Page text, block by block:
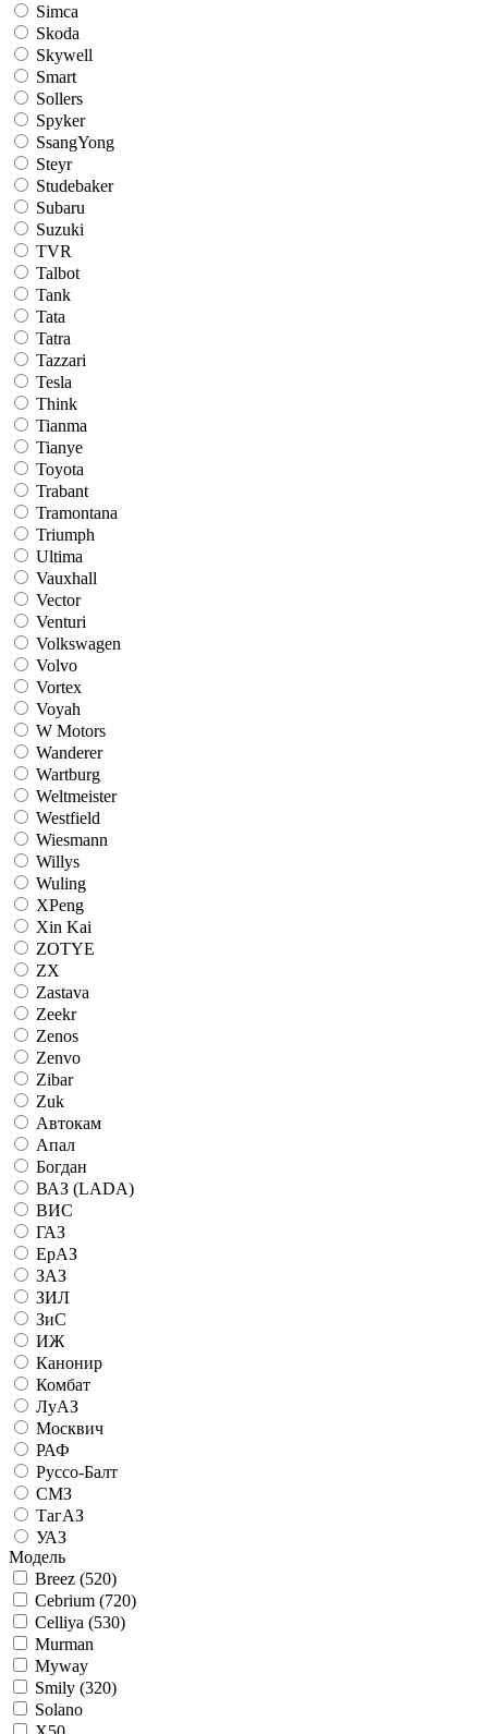
Simca
Skoda
Skywell
Smart
Sollers
Spyker
SsangYong
Steyr
Studebaker
Subaru
Suzuki
TVR
Talbot
Tank
Tata
Tatra
Tazzari
Tesla
Think
Tianma
Tianye
Toyota
Trabant
Tramontana
Triumph
Ultima
Vauxhall
Vector
Venturi
Volkswagen
Volvo
Vortex
Voyah
W Motors
Wanderer
Wartburg
Weltmeister
Westfield
Wiesmann
Willys
Wuling
XPeng
Xin Kai
ZOTYE
ZX
Zastava
Zeekr
Zenos
Zenvo
Zibar
Zuk
Автокам
Апал
Богдан
ВАЗ (LADA)
ВИС
ГАЗ
ЕрАЗ
ЗАЗ
ЗИЛ
ЗиС
ИЖ
Канонир
Комбат
ЛуАЗ
Москвич
РАФ
Руссо-Балт
СМЗ
ТагАЗ
УАЗ
Модель
Breez (520)
Cebrium (720)
Celliya (530)
Murman
Myway
Smily (320)
Solano